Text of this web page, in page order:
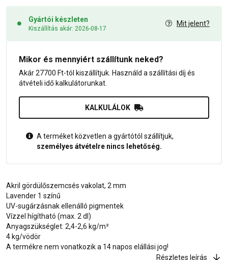
Gyártói készleten
Kiszállítás akár: 2026-08-17
Mit jelent?
Mikor és mennyiért szállítunk neked?
Akár 27700 Ft-tól kiszállítjuk. Használd a szállítási díj és
átvételi idő kalkulátorunkat.
KALKULÁLOK
A terméket közvetlen a gyártótól szállítjuk,
személyes átvételre nincs lehetőség.
Akril gördülőszemcsés vakolat, 2 mm
Lavender 1 színű
UV-sugárzásnak ellenálló pigmentek
Vízzel hígítható (max. 2 dl)
Anyagszükséglet: 2,4-2,6 kg/m²
4 kg/vödör
A termékre nem vonatkozik a 14 napos elállási jog!
Részletes leírás